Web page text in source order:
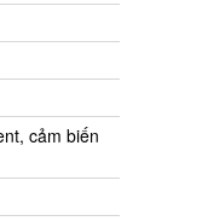
cảm biến